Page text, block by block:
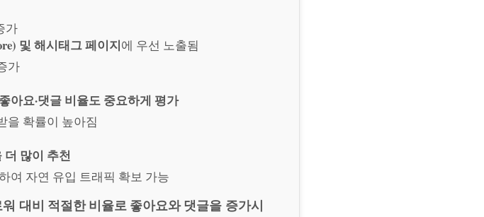
가
및 해시태그 페이지에 우선 노출됨
가
좋아요·댓글 비율도 중요하게 평가
을 확률이 높아짐
더 많이 추천
여 자연 유입 트래픽 확보 가능
대비 적절한 비율로 좋아요와 댓글을 증가시